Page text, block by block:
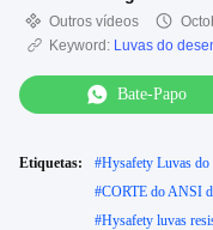
Outros vídeos
Keyword: Luvas do
Bate-Papo
Etiquetas: #Hysafety Luvas do
#CORTE do ANSI
#Hysafety luvas